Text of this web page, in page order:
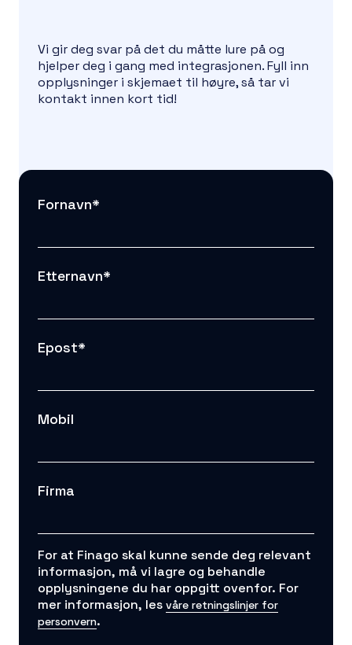
Vi gir deg svar på det du måtte lure på og
hjelper deg i gang med integrasjonen. Fyll inn
opplysninger i skjemaet til høyre, så tar vi
kontakt innen kort tid!
Fornavn*
Etternavn*
Epost*
Mobil
Firma
For at Finago skal kunne sende deg relevant
informasjon, må vi lagre og behandle
opplysningene du har oppgitt ovenfor. For
mer informasjon, les våre retningslinjer for
personvern.